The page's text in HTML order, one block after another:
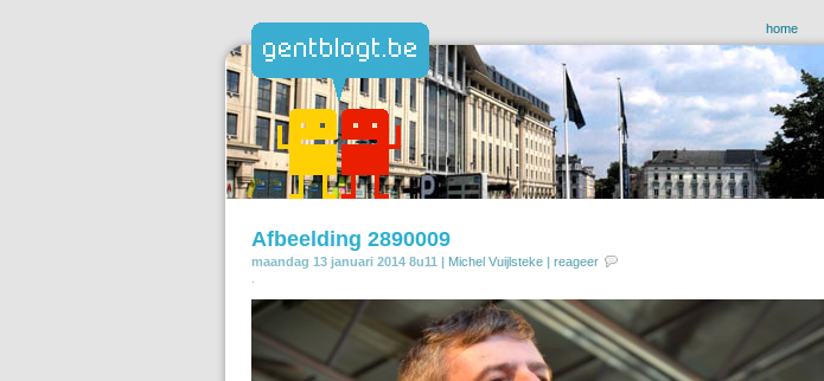
home
Afbeelding 2890009
maandag 13 januari 2014 8u11 | Michel Vuijlsteke | reageer